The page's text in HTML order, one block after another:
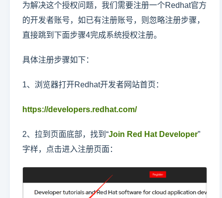
为解决这个授权问题，我们需要注册一个Redhat官方
的开发者账号，如已有注册账号，则忽略注册步骤，
直接跳到下面步骤4完成系统授权注册。
具体注册步骤如下：
1、浏览器打开Redhat开发者网站首页：
https://developers.redhat.com/
2、拉到页面底部，找到“Join Red Hat Developer”
字样，点击进入注册页面：